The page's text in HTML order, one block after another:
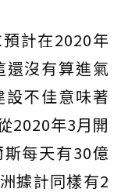
計在2020年
沒有算進氣
不佳意味著
2020年3月開
每天有30億
據計同樣有2